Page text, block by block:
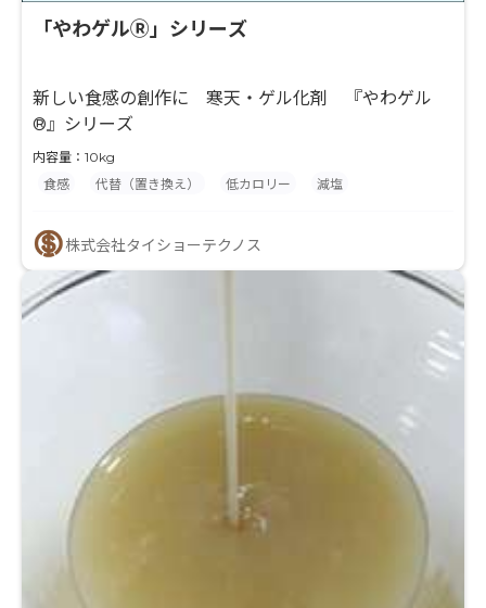
「やわゲルⓇ」シリーズ
新しい食感の創作に 寒天・ゲル化剤 『やわゲル
®』シリーズ
内容量：10kg
食感
代替（置き換え） 低カロリー 減塩
株式会社タイショーテクノス